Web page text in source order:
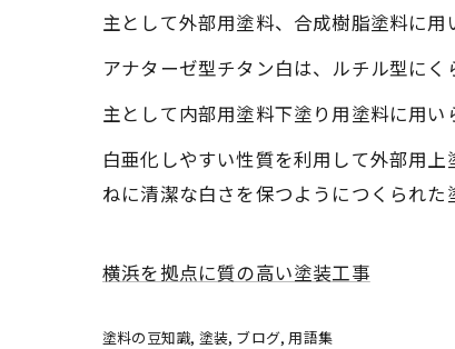
主として外部用塗料、合成樹脂塗料に用
アナターゼ型チタン白は、ルチル型に
主として内部用塗料下塗り用塗料に用い
白亜化しやすい性質を利用して外部用
ねに清潔な白さを保つようにつくられた
横浜を拠点に質の高い塗装工事
塗料の豆知識 塗装 ブログ 用語集